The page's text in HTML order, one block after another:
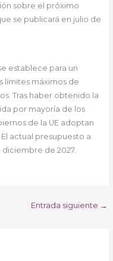
sobre el próximo
se publicará en julio de
establece para un
límites máximos de
Tras haber obtenido la
por mayoría de los
de la UE adoptan
actual presupuesto a
diciembre de 2027.
Entrada siguiente →